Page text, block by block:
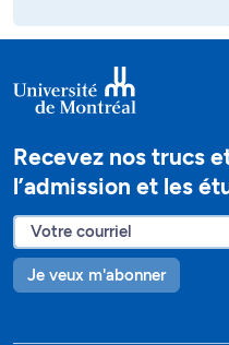
Recevez nos trucs
l’admission et les
Je veux m'abonner